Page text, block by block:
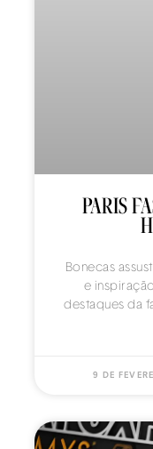
PARIS
Bonecas
e
destaques da
9 DE